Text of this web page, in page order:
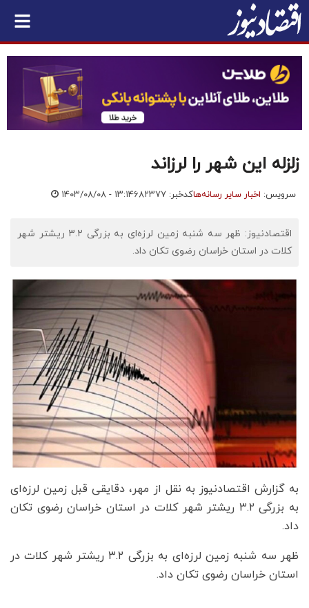
زلزله این شهر را لرزاند
سرویس: اخبار سایر رسانه‌هاکدخبر: ۶۸۲۳۷۷ ۱۴۰۳/۰۸/۰۸ - ۱۳:۱۴
اقتصادنیوز: ظهر سه شنبه زمین لرزه‌ای به بزرگی ۳.۲ ریشتر شهر
کلات در استان خراسان رضوی تکان داد.
به گزارش اقتصادنیوز به نقل از مهر، دقایقی قبل زمین لرزه‌ای
به بزرگی ۳.۲ ریشتر شهر کلات در استان خراسان رضوی تکان
داد.
ظهر سه شنبه زمین لرزه‌ای به بزرگی ۳.۲ ریشتر شهر کلات در
استان خراسان رضوی تکان داد.